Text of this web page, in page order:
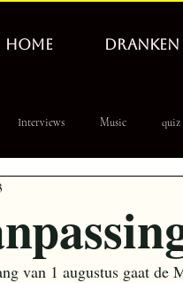
HOME DRANKEN
Interviews Music quiz
van 1 augustus gaat de